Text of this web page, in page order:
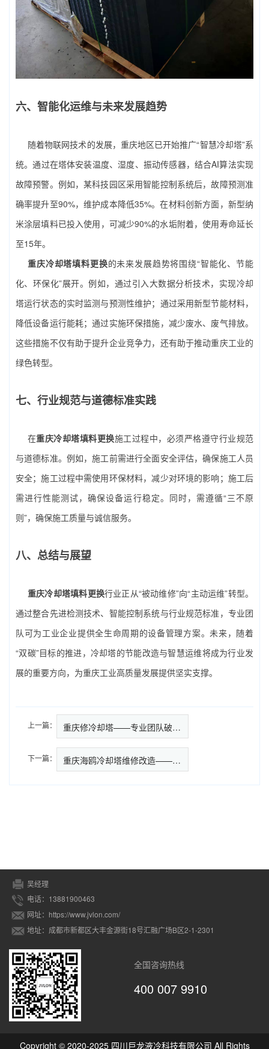
六、智能化运维与未来发展趋势
随着物联网技术的发展，重庆地区已开始推广“智慧冷却塔”系
统。通过在塔体安装温度、湿度、振动传感器，结合AI算法实现
故障预警。例如，某科技园区采用智能控制系统后，故障预测准
确率提升至90%，维护成本降低35%。在材料创新方面，新型纳
米涂层填料已投入使用，可减少90%的水垢附着，使用寿命延长
至15年。
重庆冷却塔填料更换的未来发展趋势将围绕“智能化、节能
化、环保化”展开。例如，通过引入大数据分析技术，实现冷却
塔运行状态的实时监测与预测性维护；通过采用新型节能材料，
降低设备运行能耗；通过实施环保措施，减少废水、废气排放。
这些措施不仅有助于提升企业竞争力，还有助于推动重庆工业的
绿色转型。
七、行业规范与道德标准实践
在重庆冷却塔填料更换施工过程中，必须严格遵守行业规范
与道德标准。例如，施工前需进行全面安全评估，确保施工人员
安全；施工过程中需使用环保材料，减少对环境的影响；施工后
需进行性能测试，确保设备运行稳定。同时，需遵循“三不原
则”，确保施工质量与诚信服务。
八、总结与展望
重庆冷却塔填料更换行业正从“被动维修”向“主动运维”转型。
通过整合先进检测技术、智能控制系统与行业规范标准，专业团
队可为工业企业提供全生命周期的设备管理方案。未来，随着
“双碳”目标的推进，冷却塔的节能改造与智慧运维将成为行业发
展的重要方向，为重庆工业高质量发展提供坚实支撑。
上一篇： 重庆修冷却塔——专业团队破解工…
下一篇： 重庆海鸥冷却塔维修改造——专业
吴经理
电话：13881900463
网址：https://www.jvlon.com/
地址：成都市新都区大丰金源街18号汇融广场B区2-1-2301
全国咨询热线
400 007 9910
Copyright © 2020-2025 四川巨龙液冷科技有限公司 All Rights